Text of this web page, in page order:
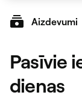
Aizdevumi
Pasīvie
dienas